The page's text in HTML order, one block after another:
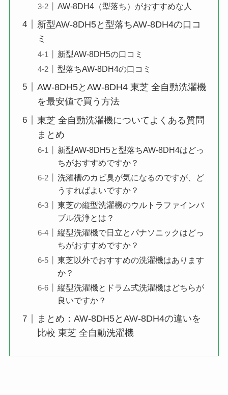
AW-8DH4（型落ち）がおすすめな人
新型AW-8DH5と型落ちAW-8DH4の口コ
ミ
新型AW-8DH5の口コミ
型落ちAW-8DH4の口コミ
AW-8DH5とAW-8DH4 東芝 全自動洗濯機
を最安値で買う方法
東芝 全自動洗濯機についてよくある質問
まとめ
新型AW-8DH5と型落ちAW-8DH4はどっ
ちがおすすめですか？
洗濯槽のカビ臭が気になるのですが、ど
うすればよいですか？
東芝の縦型洗濯機のウルトラファインバ
ブル洗浄とは？
縦型洗濯機で日立とパナソニックはどっ
ちがおすすめですか？
東芝以外でおすすめの洗濯機はあります
か？
縦型洗濯機とドラム式洗濯機はどちらが
良いですか？
まとめ：AW-8DH5とAW-8DH4の違いを
比較 東芝 全自動洗濯機